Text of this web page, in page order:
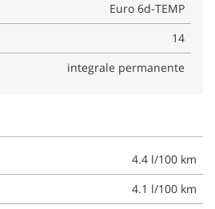
Euro 6d-TEMP
14
integrale permanente
4.4 l/100 km
4.1 l/100 km